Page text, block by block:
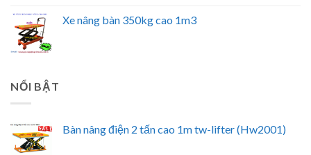
Xe nâng bàn 350kg cao 1m3
NỔI BẬT
Bàn nâng điện 2 tấn cao 1m tw-lifter (Hw2001)